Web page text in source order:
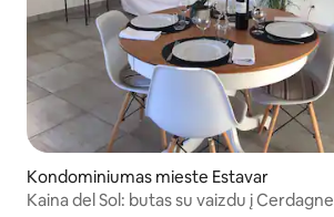
Kondominiumas mieste Estavar
Kaina del Sol: butas su vaizdu į Cerdagne